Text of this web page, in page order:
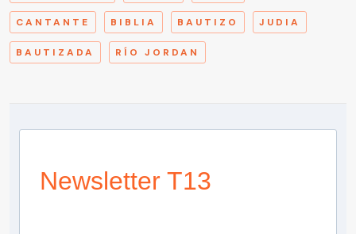
CANTANTE BIBLIA BAUTIZO JUDIA
BAUTIZADA RÍO JORDAN
Newsletter T13